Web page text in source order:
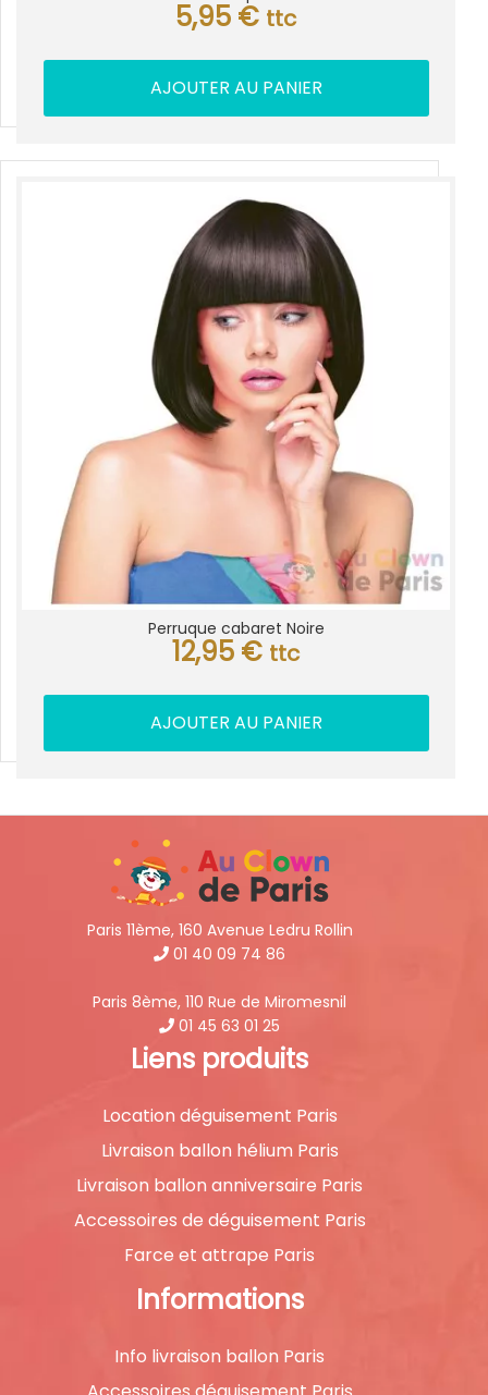
5,95 € ttc
AJOUTER AU PANIER
Perruque cabaret Noire
12,95 € ttc
AJOUTER AU PANIER
Paris 11ème, 160 Avenue Ledru Rollin
01 40 09 74 86
Paris 8ème, 110 Rue de Miromesnil
01 45 63 01 25
Liens produits
Location déguisement Paris
Livraison ballon hélium Paris
Livraison ballon anniversaire Paris
Accessoires de déguisement Paris
Farce et attrape Paris
Informations
Info livraison ballon Paris